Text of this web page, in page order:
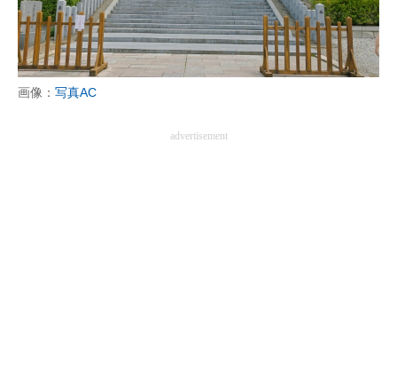
AI活用のいまが分かる
企業ITのトレンドを詳説
画像： 写真AC
advertisement